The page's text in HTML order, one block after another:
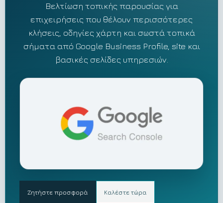
Βελτίωση τοπικής παρουσίας για
επιχειρήσεις που θέλουν περισσότερες
κλήσεις, οδηγίες χάρτη και σωστά τοπικά
σήματα από Google Business Profile, site και
βασικές σελίδες υπηρεσιών.
Ζητήστε προσφορά Καλέστε τώρα